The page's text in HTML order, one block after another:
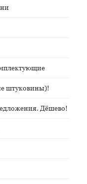
штуковины)!
Дёшево!